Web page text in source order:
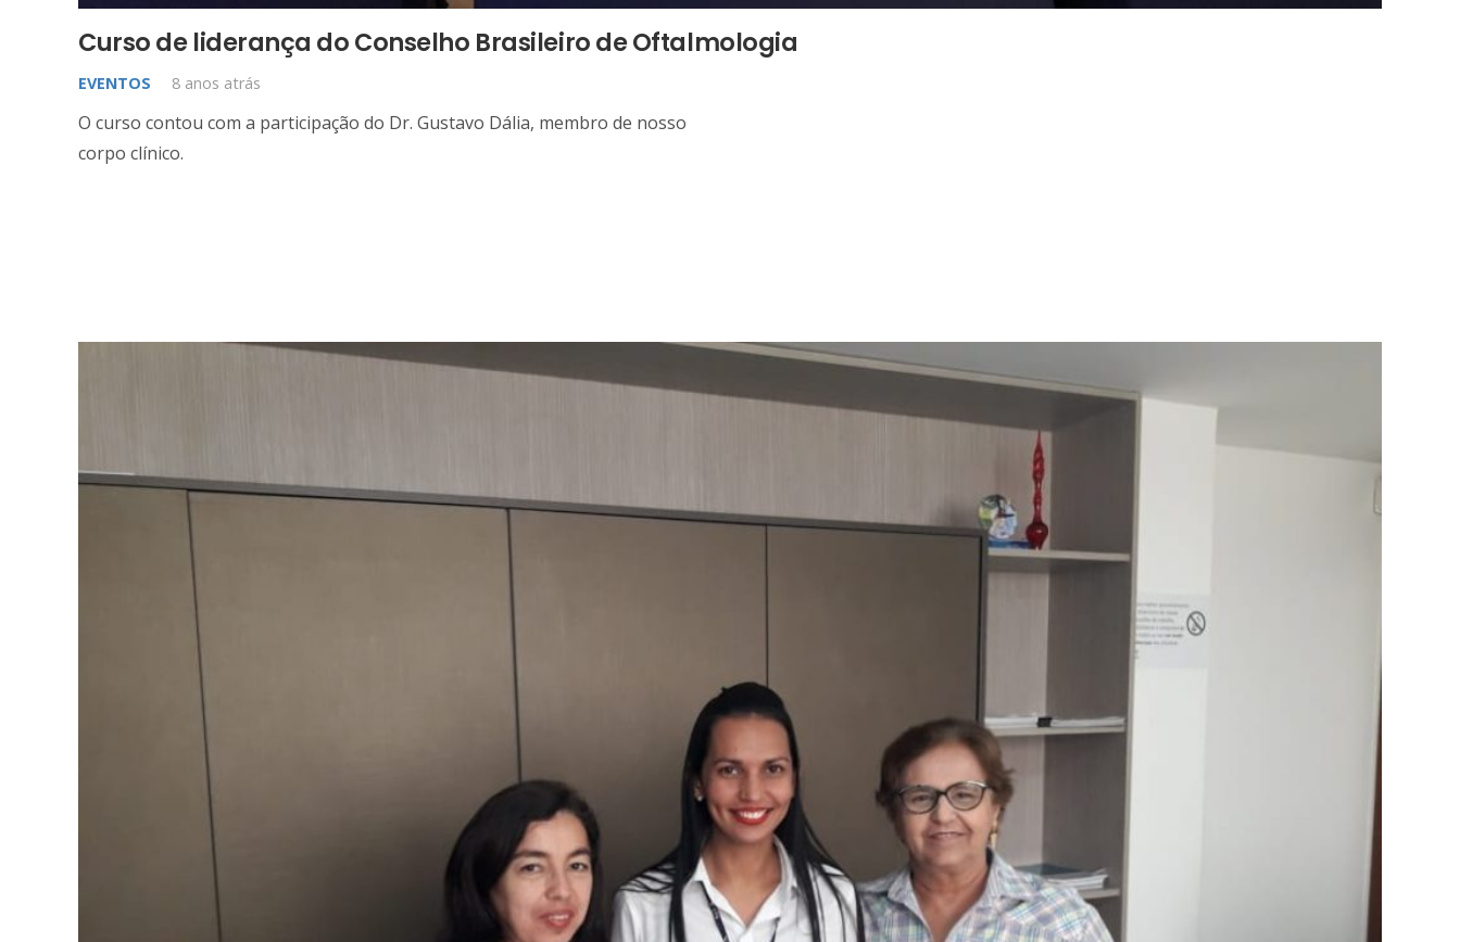
Curso de liderança do Conselho Brasileiro de Oftalmologia
EVENTOS 8 anos atrás
O curso contou com a participação do Dr. Gustavo Dália, membro de nosso
corpo clínico.